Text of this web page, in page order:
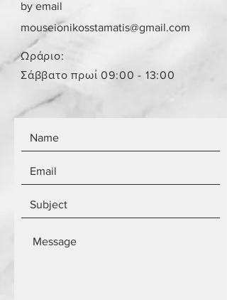
Το κόστος παράδοσης για ένα
παραλήπτη παραμένει το ίδιο
αντικειμένων.
Τα αντικείμενα δεν είναι
καινούργια.
by email
mouseionikosstamatis@gmail.com
Ωράριο:
Σάββατο πρωί 09:00 - 13:00